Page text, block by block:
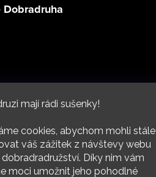
mají rádi sušenky!
cookies, abychom mohli stále
váš zážitek z návštevy webu
Díky nim vám
moci umožnit jeho pohodlné
Dobradruha